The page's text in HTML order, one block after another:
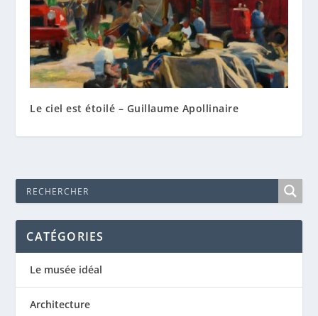
Le ciel est étoilé – Guillaume Apollinaire
CATÉGORIES
Le musée idéal
Architecture